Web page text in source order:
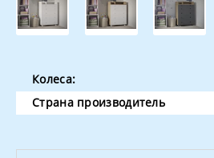
Колеса:
Страна производитель